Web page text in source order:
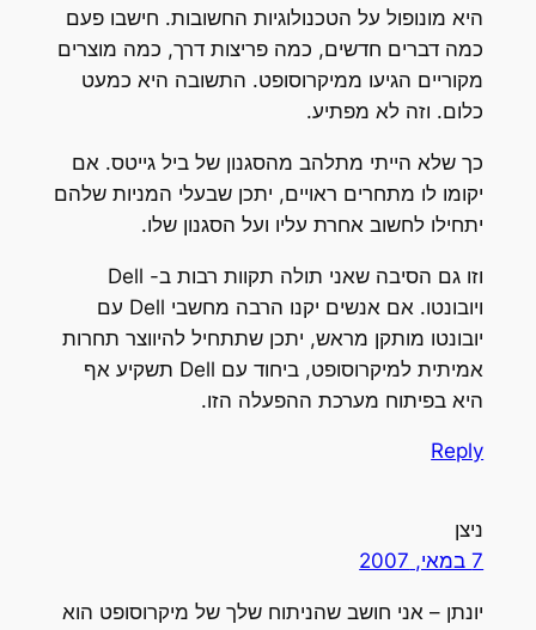
היא מונופול על הטכנולוגיות החשובות. חישבו פעם
כמה דברים חדשים, כמה פריצות דרך, כמה מוצרים
מקוריים הגיעו ממיקרוסופט. התשובה היא כמעט
כלום. וזה לא מפתיע.
כך שלא הייתי מתלהב מהסגנון של ביל גייטס. אם
יקומו לו מתחרים ראויים, יתכן שבעלי המניות שלהם
יתחילו לחשוב אחרת עליו ועל הסגנון שלו.
וזו גם הסיבה שאני תולה תקוות רבות ב- Dell
ויובונטו. אם אנשים יקנו הרבה מחשבי Dell עם
יובונטו מותקן מראש, יתכן שתתחיל להיווצר תחרות
אמיתית למיקרוסופט, ביחוד עם Dell תשקיע אף
היא בפיתוח מערכת ההפעלה הזו.
Reply
ניצן
יונתן – אני חושב שהניתוח שלך של מיקרוסופט הוא